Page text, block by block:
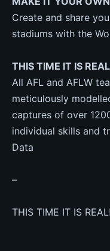
Create and share
stadiums with the
THIS TIME IT IS
All AFL and AFLW
meticulously
captures of over
individual skills and
Data
–
THIS TIME IT IS REAL!